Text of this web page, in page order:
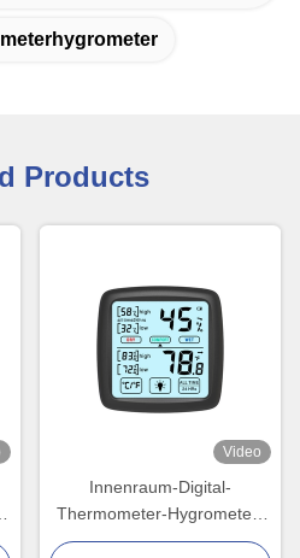
Products
Video
Innenraum-Digital-
Thermometer-Hygrometer-
Feuchtigkeits-Messgerät für